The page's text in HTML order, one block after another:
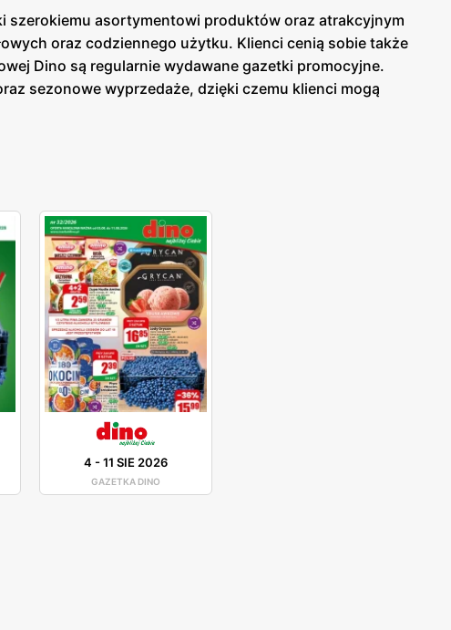
szerokiemu asortymentowi produktów oraz atrakcyjnym
oraz codziennego użytku. Klienci cenią sobie także
Dino są regularnie wydawane gazetki promocyjne.
sezonowe wyprzedaże, dzięki czemu klienci mogą
w sklepach, jak i online, co umożliwia łatwy
szerokiemu asortymentowi produktów, Dino stało się
i lojalność kupujących. Sieć Dino to miejsce, gdzie
4 -11 SIE 2026
GAZETKA DINO